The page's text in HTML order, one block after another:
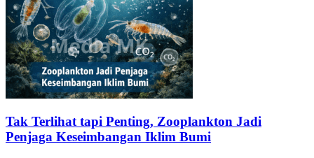
Tak Terlihat tapi Penting, Zooplankton Jadi
Penjaga Keseimbangan Iklim Bumi